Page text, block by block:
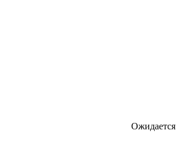
Ожидается